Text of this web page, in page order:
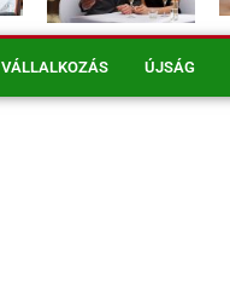
VÁLLALKOZÁS ÚJSÁG